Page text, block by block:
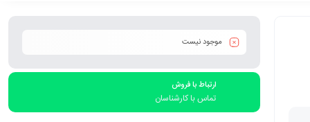
موجود نیست
ارتباط با فروش
تماس با کارشناسان